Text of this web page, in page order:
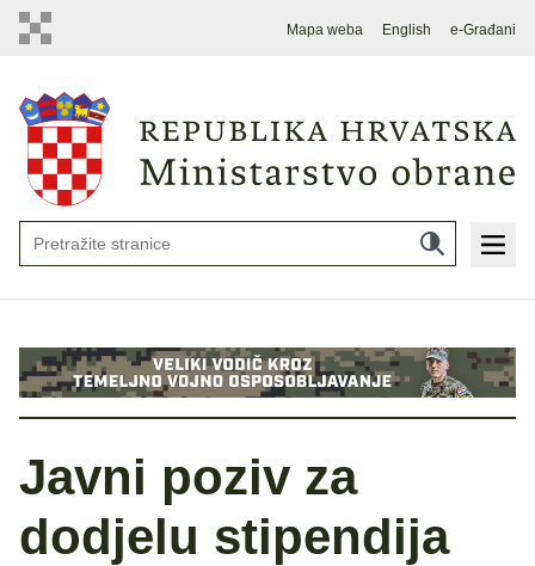
Mapa weba English e-Građani
Javni poziv za
dodjelu stipendija